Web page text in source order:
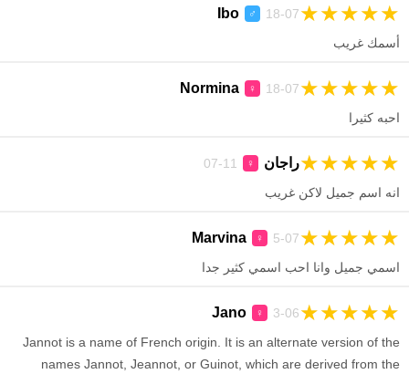
Ibo ♂ 18-07 ★
★
★
★
★
أسمك غريب
Normina ♀ 18-07 ★
★
★
★
★
احبه كثيرا
راجان ♀
11-07 ★
★
★
★
★
انه اسم جميل لاكن غريب
Marvina ♀ 5-07 ★
★
★
★
★
اسمي جميل وانا احب اسمي كثير جدا
Jano ♀ 3-06 ★
★
★
★
★
Jannot is a name of French origin. It is an alternate version of the
names Jannot, Jeannot, or Guinot, which are derived from the